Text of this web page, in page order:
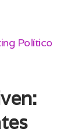
Político